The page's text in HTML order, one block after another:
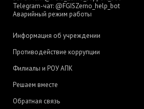
Telegram-чат: @FGISZerno_help_bot
Аварийный режим работы
Информация об учреждении
Противодействие коррупции
Филиалы и РОУ АПК
Решаем вместе
Обратная связь